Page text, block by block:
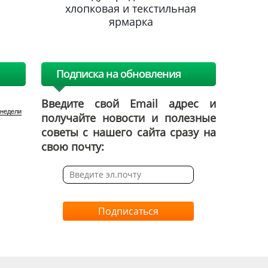
хлопковая и текстильная
ярмарка
Подписка на обновления
Введите свой Email адрес и
получайте новости и полезные
советы с нашего сайта сразу на
свою почту:
Подписаться